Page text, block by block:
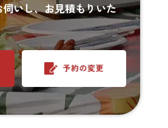
いし、お見積もりいた